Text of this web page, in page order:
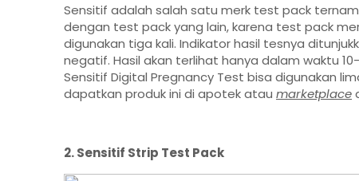
Sensitif adalah salah satu merk test pack
dengan test pack yang lain, karena test pack
digunakan tiga kali. Indikator hasil tesnya
negatif. Hasil akan terlihat hanya dalam waktu
Sensitif Digital Pregnancy Test bisa digunakan
dapatkan produk ini di apotek atau marketplace
2. Sensitif Strip Test Pack